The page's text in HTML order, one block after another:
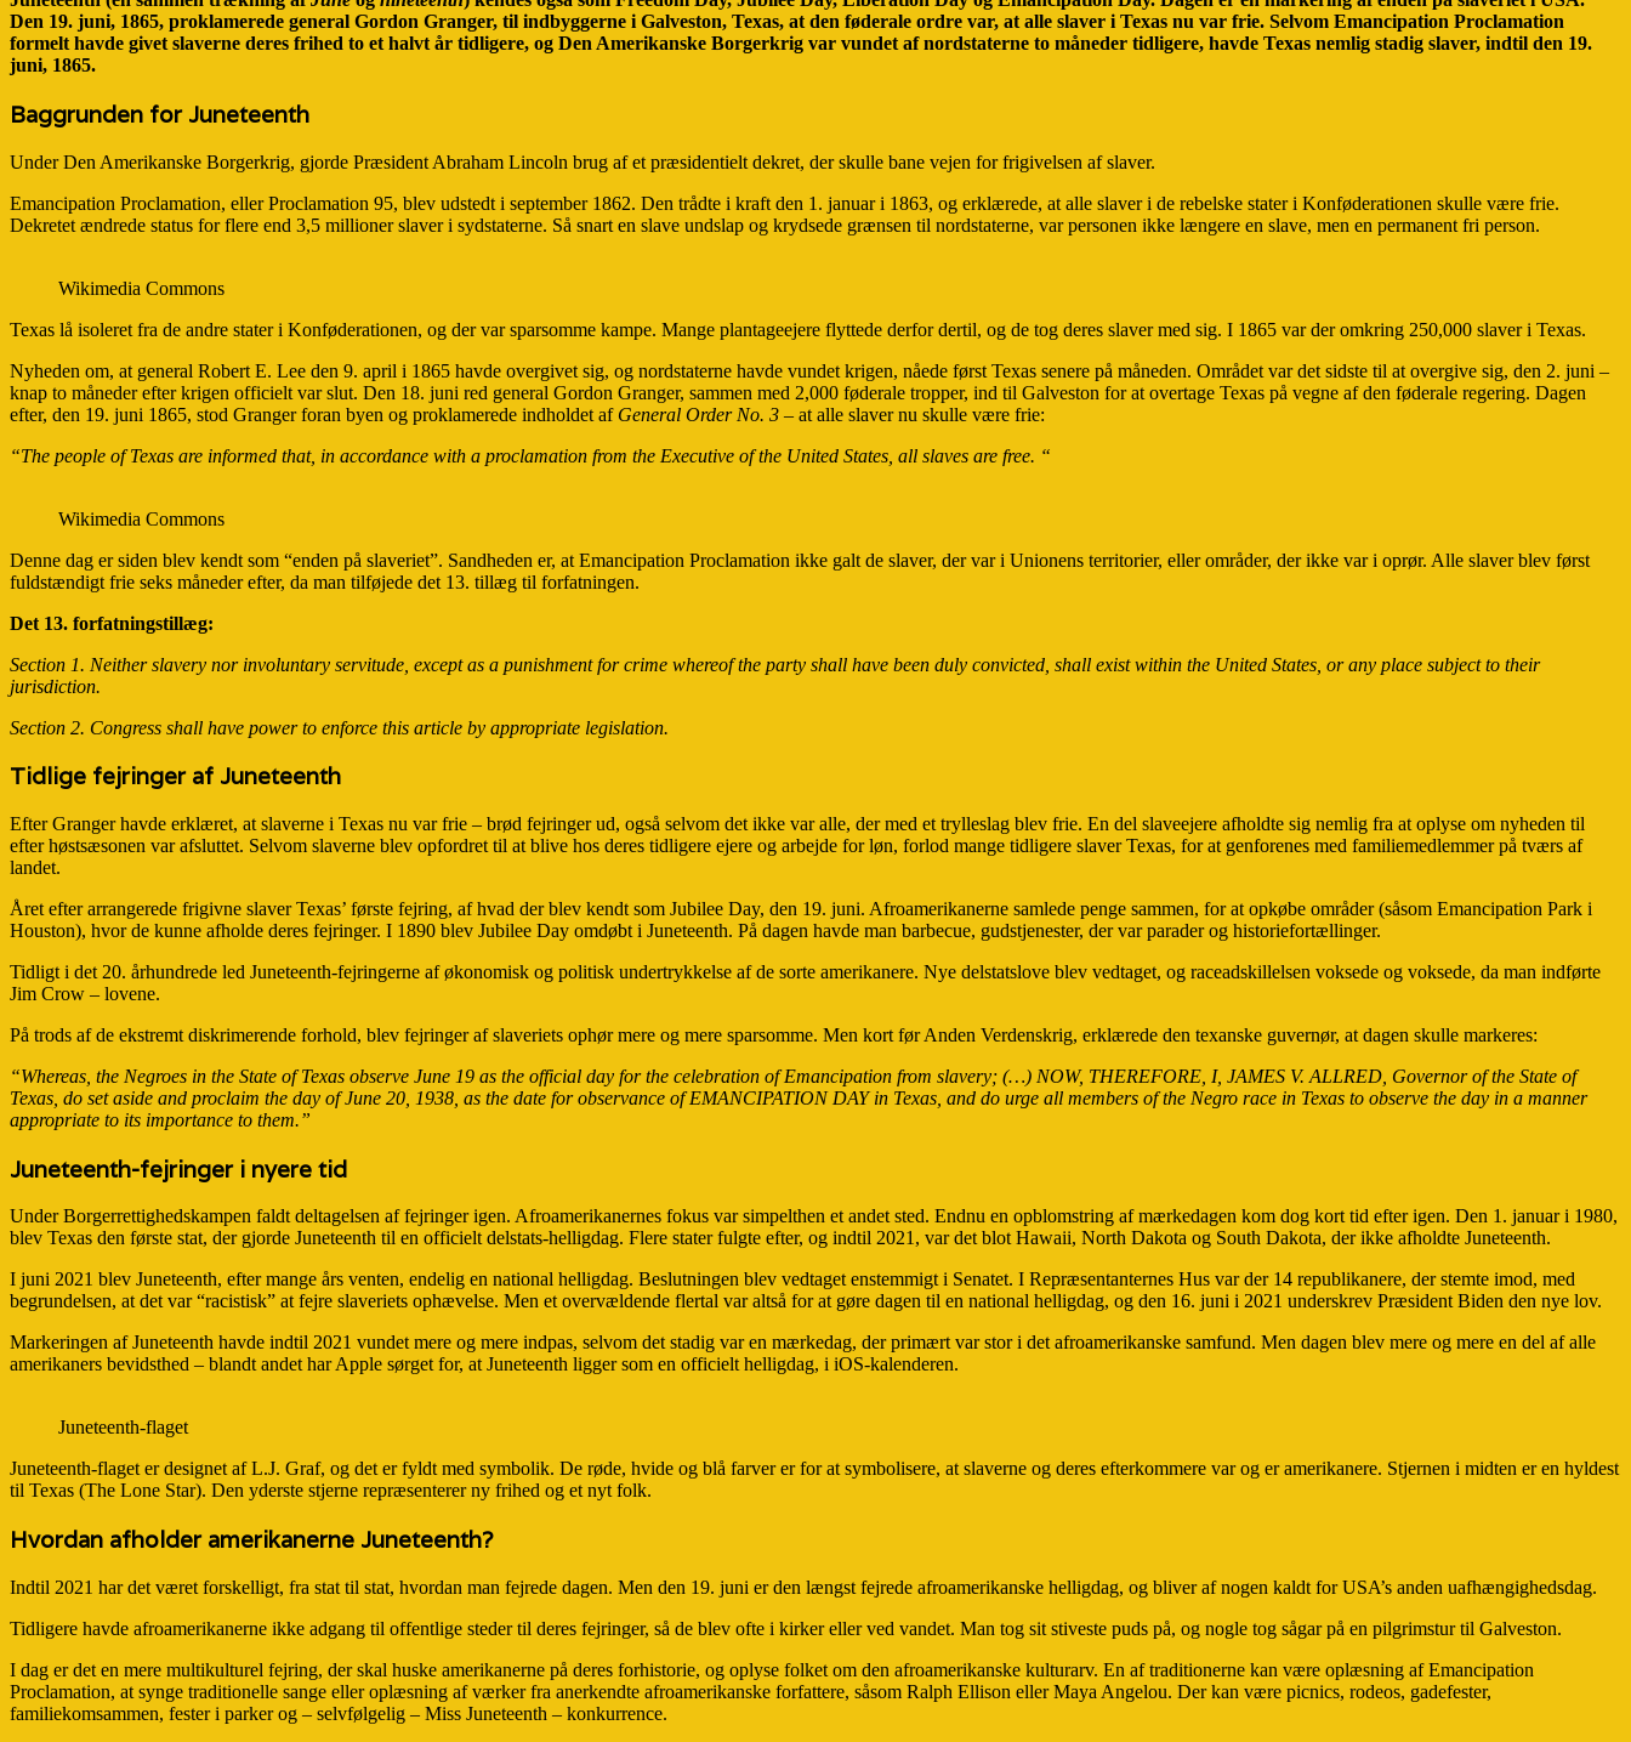
Den 19. juni, 1865, proklamerede general Gordon Granger, til indbyggerne i Galveston, Texas, at den føderale ordre var, at alle slaver i Texas nu var frie. Selvom Emancipation Proclamation
formelt havde givet slaverne deres frihed to et halvt år tidligere, og Den Amerikanske Borgerkrig var vundet af nordstaterne to måneder tidligere, havde Texas nemlig stadig slaver, indtil den 19.
juni, 1865.
Baggrunden for Juneteenth
Under Den Amerikanske Borgerkrig, gjorde Præsident Abraham Lincoln brug af et præsidentielt dekret, der skulle bane vejen for frigivelsen af slaver.
Emancipation Proclamation, eller Proclamation 95, blev udstedt i september 1862. Den trådte i kraft den 1. januar i 1863, og erklærede, at alle slaver i de rebelske stater i Konføderationen skulle være frie.
Dekretet ændrede status for flere end 3,5 millioner slaver i sydstaterne. Så snart en slave undslap og krydsede grænsen til nordstaterne, var personen ikke længere en slave, men en permanent fri person.
Wikimedia Commons
Texas lå isoleret fra de andre stater i Konføderationen, og der var sparsomme kampe. Mange plantageejere flyttede derfor dertil, og de tog deres slaver med sig. I 1865 var der omkring 250,000 slaver i Texas.
Nyheden om, at general Robert E. Lee den 9. april i 1865 havde overgivet sig, og nordstaterne havde vundet krigen, nåede først Texas senere på måneden. Området var det sidste til at overgive sig, den 2. juni –
knap to måneder efter krigen officielt var slut. Den 18. juni red general Gordon Granger, sammen med 2,000 føderale tropper, ind til Galveston for at overtage Texas på vegne af den føderale regering. Dagen
efter, den 19. juni 1865, stod Granger foran byen og proklamerede indholdet af General Order No. 3 – at alle slaver nu skulle være frie:
“The people of Texas are informed that, in accordance with a proclamation from the Executive of the United States, all slaves are free. “
Wikimedia Commons
Denne dag er siden blev kendt som “enden på slaveriet”. Sandheden er, at Emancipation Proclamation ikke galt de slaver, der var i Unionens territorier, eller områder, der ikke var i oprør. Alle slaver blev først
fuldstændigt frie seks måneder efter, da man tilføjede det 13. tillæg til forfatningen.
Det 13. forfatningstillæg:
Section 1. Neither slavery nor involuntary servitude, except as a punishment for crime whereof the party shall have been duly convicted, shall exist within the United States, or any place subject to their
jurisdiction.
Section 2. Congress shall have power to enforce this article by appropriate legislation.
Tidlige fejringer af Juneteenth
Efter Granger havde erklæret, at slaverne i Texas nu var frie – brød fejringer ud, også selvom det ikke var alle, der med et trylleslag blev frie. En del slaveejere afholdte sig nemlig fra at oplyse om nyheden til
efter høstsæsonen var afsluttet. Selvom slaverne blev opfordret til at blive hos deres tidligere ejere og arbejde for løn, forlod mange tidligere slaver Texas, for at genforenes med familiemedlemmer på tværs af
landet.
Året efter arrangerede frigivne slaver Texas’ første fejring, af hvad der blev kendt som Jubilee Day, den 19. juni. Afroamerikanerne samlede penge sammen, for at opkøbe områder (såsom Emancipation Park i
Houston), hvor de kunne afholde deres fejringer. I 1890 blev Jubilee Day omdøbt i Juneteenth. På dagen havde man barbecue, gudstjenester, der var parader og historiefortællinger.
Tidligt i det 20. århundrede led Juneteenth-fejringerne af økonomisk og politisk undertrykkelse af de sorte amerikanere. Nye delstatslove blev vedtaget, og raceadskillelsen voksede og voksede, da man indførte
Jim Crow – lovene.
På trods af de ekstremt diskrimerende forhold, blev fejringer af slaveriets ophør mere og mere sparsomme. Men kort før Anden Verdenskrig, erklærede den texanske guvernør, at dagen skulle markeres:
“Whereas, the Negroes in the State of Texas observe June 19 as the official day for the celebration of Emancipation from slavery; (…) NOW, THEREFORE, I, JAMES V. ALLRED, Governor of the State of
Texas, do set aside and proclaim the day of June 20, 1938, as the date for observance of EMANCIPATION DAYin Texas, and do urge all members of the Negro race in Texas to observe the day in a manner
appropriate to its importance to them.”
Juneteenth-fejringer i nyere tid
Under Borgerrettighedskampen faldt deltagelsen af fejringer igen. Afroamerikanernes fokus var simpelthen et andet sted. Endnu en opblomstring af mærkedagen kom dog kort tid efter igen. Den 1. januar i 1980,
blev Texas den første stat, der gjorde Juneteenth til en officielt delstats-helligdag. Flere stater fulgte efter, og indtil 2021, var det blot Hawaii, North Dakota og South Dakota, der ikke afholdte Juneteenth.
I juni 2021 blev Juneteenth, efter mange års venten, endelig en national helligdag. Beslutningen blev vedtaget enstemmigt i Senatet. I Repræsentanternes Hus var der 14 republikanere, der stemte imod, med
begrundelsen, at det var “racistisk” at fejre slaveriets ophævelse. Men et overvældende flertal var altså for at gøre dagen til en national helligdag, og den 16. juni i 2021 underskrev Præsident Biden den nye lov.
Markeringen af Juneteenth havde indtil 2021 vundet mere og mere indpas, selvom det stadig var en mærkedag, der primært var stor i det afroamerikanske samfund. Men dagen blev mere og mere en del af alle
amerikaners bevidsthed – blandt andet har Apple sørget for, at Juneteenth ligger som en officielt helligdag, i iOS-kalenderen.
Juneteenth-flaget
Juneteenth-flaget er designet af L.J. Graf, og det er fyldt med symbolik. De røde, hvide og blå farver er for at symbolisere, at slaverne og deres efterkommere var og er amerikanere. Stjernen i midten er en hyldest
til Texas (The Lone Star). Den yderste stjerne repræsenterer ny frihed og et nyt folk.
Hvordan afholder amerikanerne Juneteenth?
Indtil 2021 har det været forskelligt, fra stat til stat, hvordan man fejrede dagen. Men den 19. juni er den længst fejrede afroamerikanske helligdag, og bliver af nogen kaldt for USA’s anden uafhængighedsdag.
Tidligere havde afroamerikanerne ikke adgang til offentlige steder til deres fejringer, så de blev ofte i kirker eller ved vandet. Man tog sit stiveste puds på, og nogle tog sågar på en pilgrimstur til Galveston.
I dag er det en mere multikulturel fejring, der skal huske amerikanerne på deres forhistorie, og oplyse folket om den afroamerikanske kulturarv. En af traditionerne kan være oplæsning af Emancipation
Proclamation, at synge traditionelle sange eller oplæsning af værker fra anerkendte afroamerikanske forfattere, såsom Ralph Ellison eller Maya Angelou. Der kan være picnics, rodeos, gadefester,
familiekomsammen, fester i parker og – selvfølgelig – Miss Juneteenth – konkurrence.